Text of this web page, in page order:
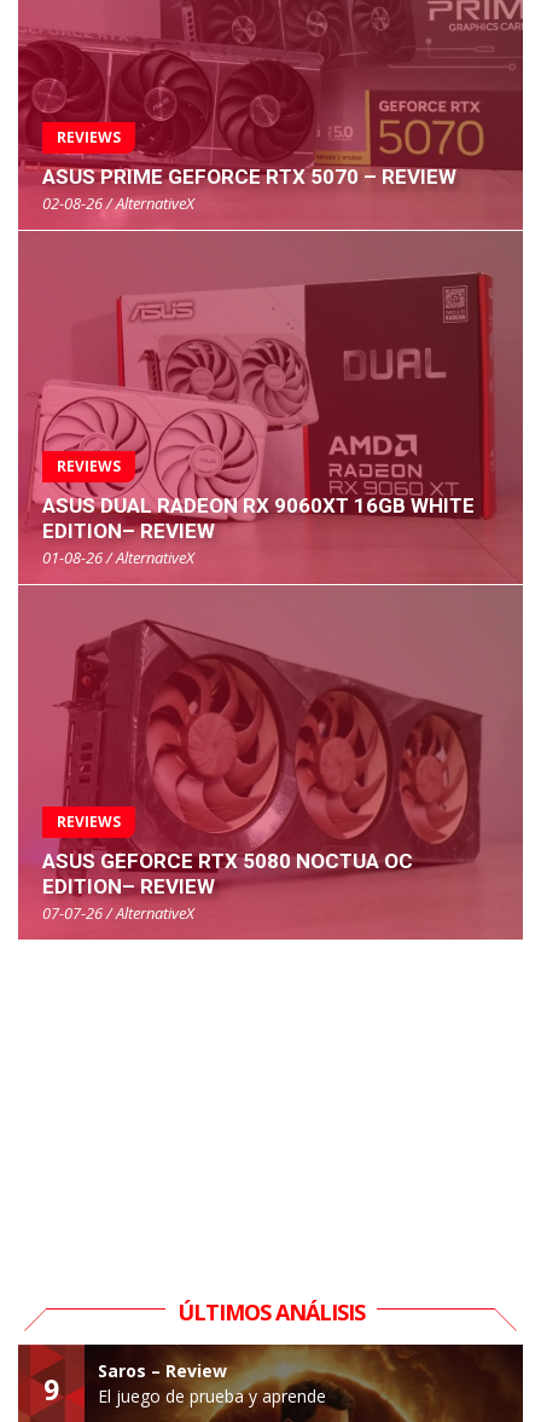
REVIEWS
ASUS PRIME GEFORCE RTX 5070 – REVIEW
02-08-26 / AlternativeX
REVIEWS
ASUS DUAL RADEON RX 9060XT 16GB WHITE
EDITION– REVIEW
01-08-26 / AlternativeX
REVIEWS
ASUS GEFORCE RTX 5080 NOCTUA OC
EDITION– REVIEW
07-07-26 / AlternativeX
ÚLTIMOS ANÁLISIS
9
Saros – Review
El juego de prueba y aprende